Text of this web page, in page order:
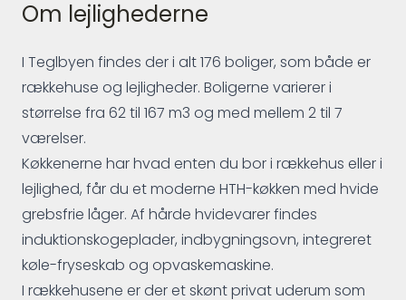
Om lejlighederne
I Teglbyen findes der i alt 176 boliger, som både er
rækkehuse og lejligheder. Boligerne varierer i
størrelse fra 62 til 167 m3 og med mellem 2 til 7
værelser.
Køkkenerne har hvad enten du bor i rækkehus eller i
lejlighed, får du et moderne HTH-køkken med hvide
grebsfrie låger. Af hårde hvidevarer findes
induktionskogeplader, indbygningsovn, integreret
køle-fryseskab og opvaskemaskine.
I rækkehusene er der et skønt privat uderum som